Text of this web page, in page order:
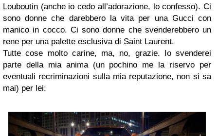
Louboutin (anche io cedo all’adorazione, lo confesso). Ci
sono donne che darebbero la vita per una Gucci con
manico in cocco. Ci sono donne che svenderebbero un
rene per una palette esclusiva di Saint Laurent.
Tutte cose molto carine, ma, no, grazie. Io svenderei
parte della mia anima (un pochino me la riservo per
eventuali recriminazioni sulla mia reputazione, non si sa
mai) per lei: